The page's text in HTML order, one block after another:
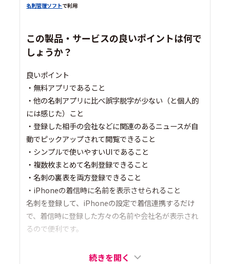
名刺管理ソフトで利用
この製品・サービスの良いポイントは何で
しょうか？
良いポイント
・無料アプリであること
・他の名刺アプリに比べ誤字脱字が少ない（と個人的
には感じた）こと
・登録した相手の会社などに関連のあるニュースが自
動でピックアップされて閲覧できること
・シンプルで使いやすいUIであること
・複数枚まとめて名刺登録できること
・名刺の裏表を両方登録できること
・iPhoneの着信時に名前を表示させられること
名刺を登録して、iPhoneの設定で着信連携するだけ
で、着信時に登録した方々の名前や会社名が表示され
るので便利です。
続きを開く